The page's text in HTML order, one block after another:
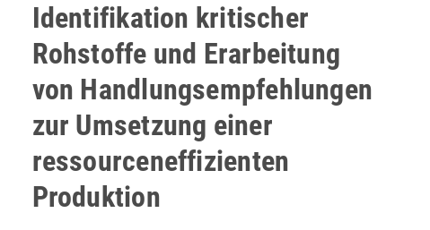
Identifikation kritischer
Rohstoffe und Erarbeitung
von Handlungsempfehlungen
zur Umsetzung einer
ressourceneffizienten
Produktion